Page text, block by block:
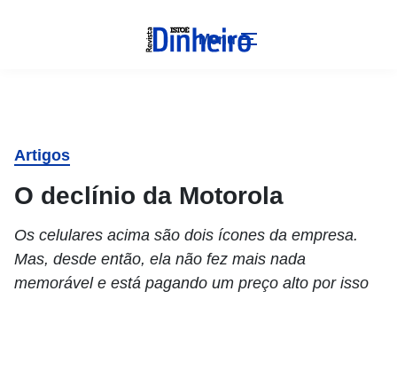
Menu
Artigos
O declínio da Motorola
Os celulares acima são dois ícones da empresa.
Mas, desde então, ela não fez mais nada
memorável e está pagando um preço alto por isso